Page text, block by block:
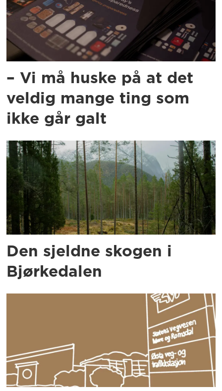
– Vi må huske på at det
veldig mange ting som
ikke går galt
Den sjeldne skogen i
Bjørkedalen